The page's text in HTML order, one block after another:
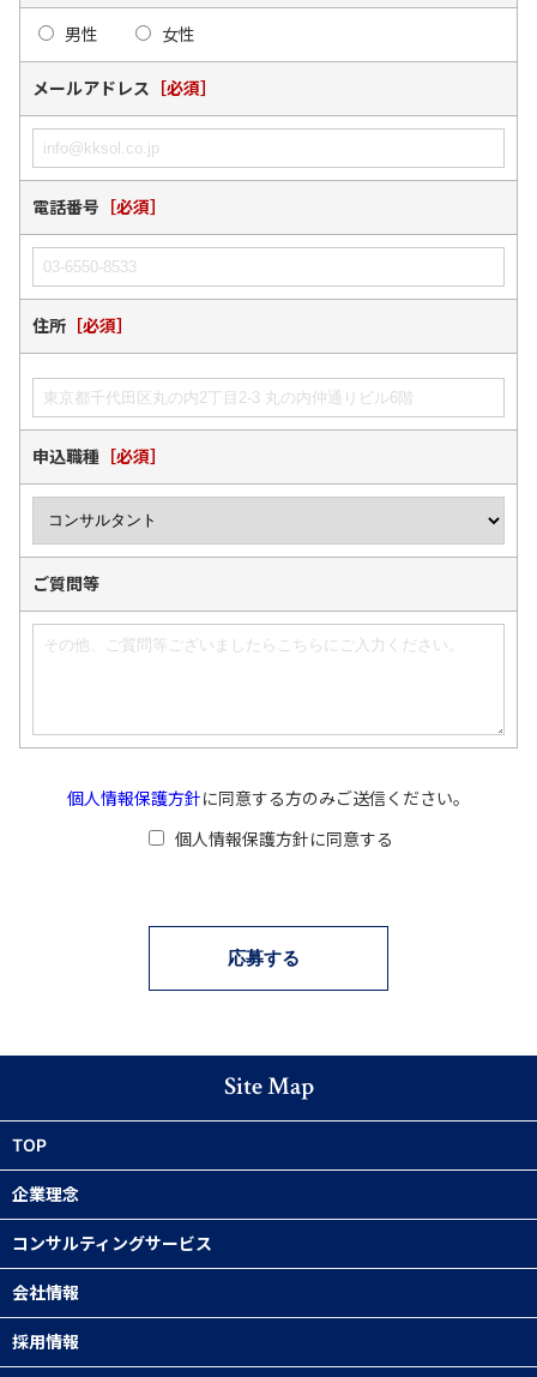
男性 女性
メールアドレス ［必須］
電話番号 ［必須］
住所 ［必須］
申込職種 ［必須］
ご質問等
個人情報保護方針に同意する方のみご送信ください。
個人情報保護方針に同意する
Site Map
TOP
企業理念
代表メッセージ
コンサルティングサービス
業務改善
会社情報
当社の強み
採用情報